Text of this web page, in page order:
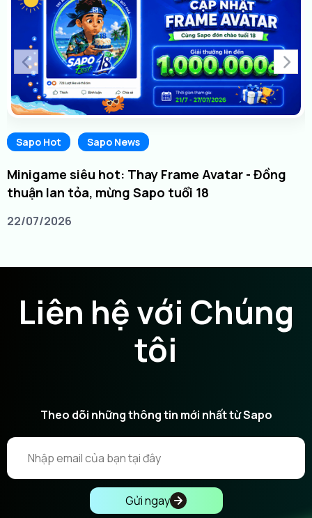
Sapo Hot Sapo News
Minigame siêu hot: Thay Frame Avatar - Đồng
thuận lan tỏa, mừng Sapo tuổi 18
22/07/2026
Liên hệ với Chúng
tôi
Theo dõi những thông tin mới nhất từ Sapo
Gửi ngay